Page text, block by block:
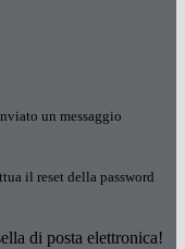
un messaggio
il reset della password
di posta elettronica!